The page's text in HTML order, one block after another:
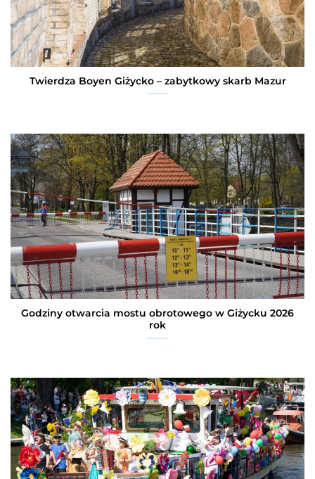
Twierdza Boyen Giżycko – zabytkowy skarb Mazur
Godziny otwarcia mostu obrotowego w Giżycku 2026
rok